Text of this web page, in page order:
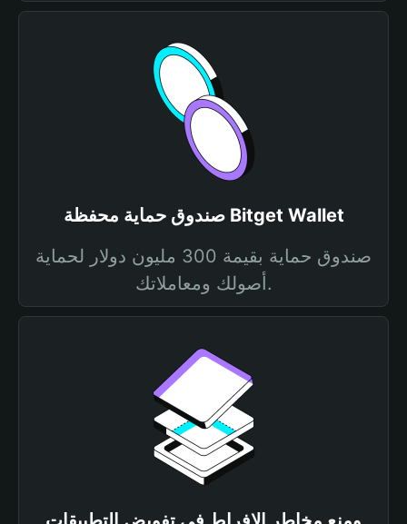
صندوق حماية محفظة Bitget Wallet
صندوق حماية بقيمة 300 مليون دولار لحماية
أصولك ومعاملاتك.